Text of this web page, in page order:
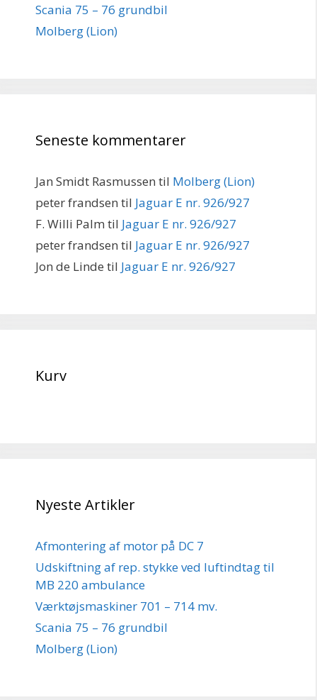
Scania 75 – 76 grundbil
Molberg (Lion)
Seneste kommentarer
Jan Smidt Rasmussen til Molberg (Lion)
peter frandsen til Jaguar E nr. 926/927
F. Willi Palm til Jaguar E nr. 926/927
peter frandsen til Jaguar E nr. 926/927
Jon de Linde til Jaguar E nr. 926/927
Kurv
Nyeste Artikler
Afmontering af motor på DC 7
Udskiftning af rep. stykke ved luftindtag til
MB 220 ambulance
Værktøjsmaskiner 701 – 714 mv.
Scania 75 – 76 grundbil
Molberg (Lion)